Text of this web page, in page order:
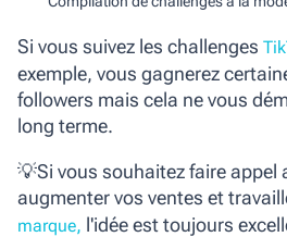
Si vous suivez les challenges
exemple, vous gagnerez
followers mais cela ne vous
long terme.
💡Si vous souhaitez faire appel
augmenter vos ventes et
marque, l'idée est toujours